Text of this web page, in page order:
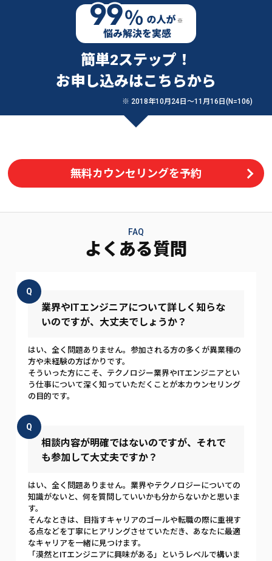
簡単2ステップ！
お申し込みはこちらから
※ 2018年10月24日〜11月16日(N=106)
無料カウンセリングを予約
FAQ
よくある質問
Q
業界やITエンジニアについて詳しく知らな
いのですが、大丈夫でしょうか？
はい、全く問題ありません。参加される方の多くが異業種の
方や未経験の方ばかりです。
そういった方にこそ、テクノロジー業界やITエンジニアとい
う仕事について深く知っていただくことが本カウンセリング
の目的です。
Q
相談内容が明確ではないのですが、それで
も参加して大丈夫ですか？
はい、全く問題ありません。業界やテクノロジーについての
知識がないと、何を質問していいかも分からないかと思いま
す。
そんなときは、目指すキャリアのゴールや転職の際に重視す
る点などを丁寧にヒアリングさせていただき、あなたに最適
なキャリアを一緒に見つけます。
「漠然とITエンジニアに興味がある」というレベルで構いま